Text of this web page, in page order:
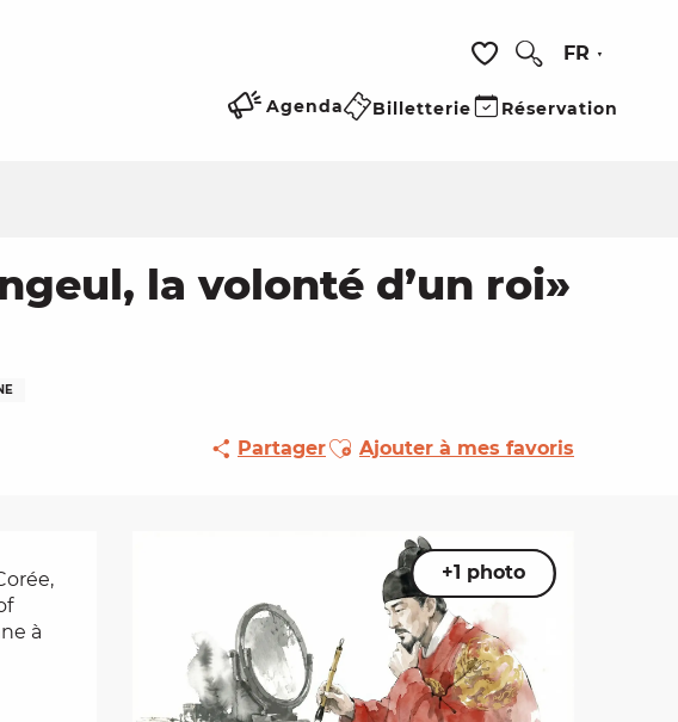
Voir les favoris
FR
Agenda Billetterie Réservation
la volonté d’un roi»
PartagerAjouter aux favoris
Ajouter à mes favoris
+1 photo
à